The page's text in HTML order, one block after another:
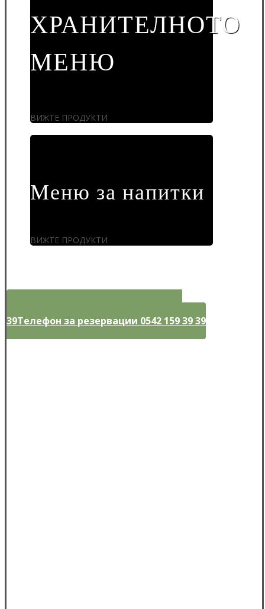
ХРАНИТЕЛНОТО
МЕНЮ
ВИЖТЕ ПРОДУКТИ
Меню за напитки
ВИЖТЕ ПРОДУКТИ
39Телефон за резервации 0542 159 39 39